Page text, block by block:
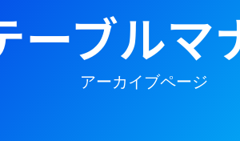
ーブルマ
アーカイブページ